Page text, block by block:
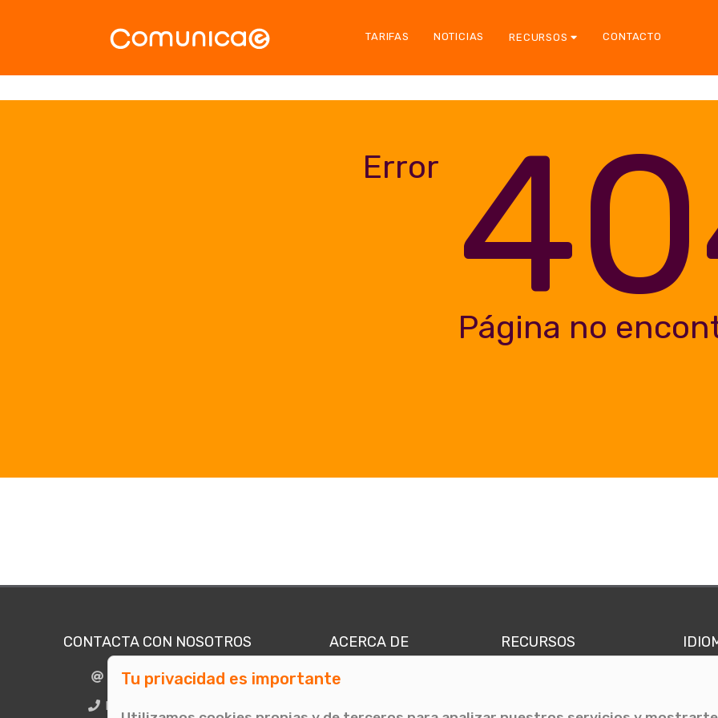
TARIFAS NOTICIAS RECURSOS CONTACTO
Error
Página no
CONTACTA CON NOSOTROS
info@comunicae.com
BCN + 34 931 702 774
ACERCA DE
Quiénes somos
RECURSOS
Tu privacidad es importante